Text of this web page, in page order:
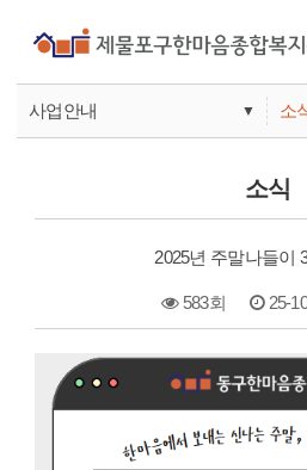
사업안내 ▼
기관안내
소
서
소식
2025년 주말나들이
583회 25-